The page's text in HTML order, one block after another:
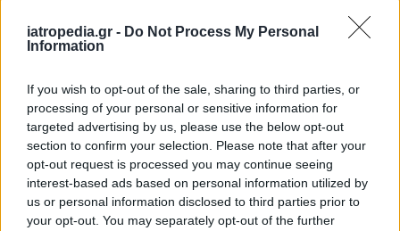
iatropedia.gr - Do Not Process My Personal
Information
If you wish to opt-out of the sale, sharing to third parties, or
processing of your personal or sensitive information for
targeted advertising by us, please use the below opt-out
section to confirm your selection. Please note that after your
opt-out request is processed you may continue seeing
interest-based ads based on personal information utilized by
us or personal information disclosed to third parties prior to
your opt-out. You may separately opt-out of the further